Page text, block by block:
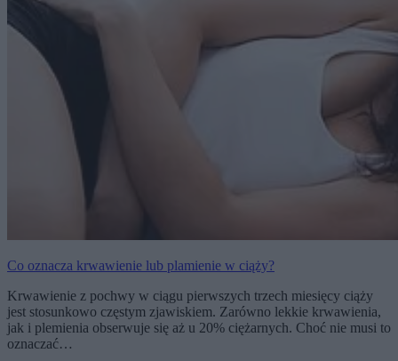
Co oznacza krwawienie lub plamienie w ciąży?
Krwawienie z pochwy w ciągu pierwszych trzech miesięcy ciąży
jest stosunkowo częstym zjawiskiem. Zarówno lekkie krwawienia,
jak i plemienia obserwuje się aż u 20% ciężarnych. Choć nie musi to
oznaczać…